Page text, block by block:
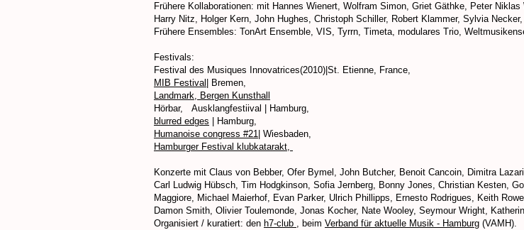
Frühere Kollaborationen: mit Hannes Wienert, Wolfram Simon, Griet Gäthke, Peter
Harry Nitz, Holger Kern, John Hughes, Christoph Schiller, Robert Klammer, Sylvia
Frühere Ensembles: TonArt Ensemble, VIS, Tyrrn, Timeta, modulares Trio,
Festivals:
Festival des Musiques Innovatrices(2010)|St. Etienne, France,
MIB Festival
| Bremen,
Landmark, Bergen Kunsthall
Hörbar, Ausklangfestiival
| Hamburg,
blurred edges | Hamburg,
Humanoise congress #21 | Wiesbaden,
Hamburger Festival klubkatarakt,
Konzerte mit Claus von Bebber, Ofer Bymel, John Butcher, Benoit Cancoin, Dimitra
Carl Ludwig Hübsch, Tim Hodgkinson, Sofia Jernberg, Bonny Jones, Christian Kesten,
Maggiore, Michael Maierhof, Evan Parker, Ulrich Phillipps, Ernesto Rodrigues, Keith
Damon Smith, Olivier Toulemonde, Jonas Kocher, Nate Wooley, Seymour Wright,
Organisiert / kuratiert: den h7-club , beim Verband für aktuelle Musik - Hamburg (VAMH).